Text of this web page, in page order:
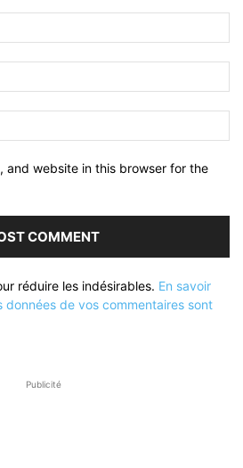
and website in this browser for the
réduire les indésirables. En savoir
données de vos commentaires sont
Publicité